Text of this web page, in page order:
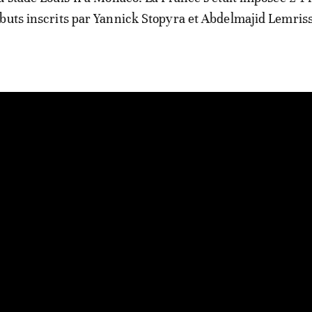
inscrits par Yannick Stopyra et Abdelmajid